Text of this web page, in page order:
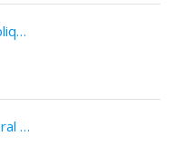
CIC Bolbec 64 Rue de La République
CIC Lillebonne 8 Place Du Général de Gaulle